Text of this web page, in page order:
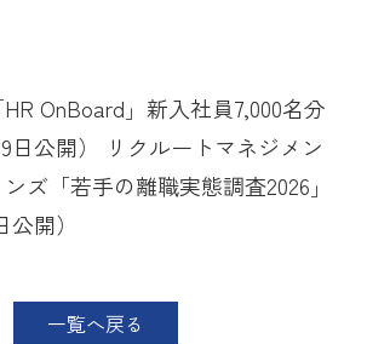
OnBoard」新入社員7,000名分
日公開） リクルートマネジメン
ズ「若手の離職実態調査2026」
公開）
一覧へ戻る